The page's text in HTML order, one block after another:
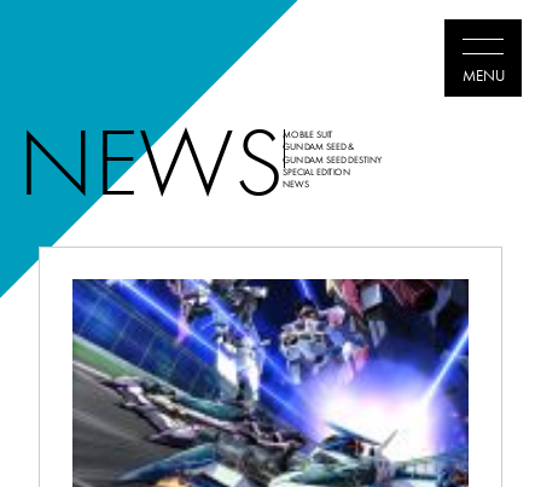
TOP
ABOUT
THEATER
NEWS
MOVIES
NEWSMOBILE SUIT
GUNDAM SEED &
GUNDAM SEED DESTINY
SPECIAL EDITION
NEWS